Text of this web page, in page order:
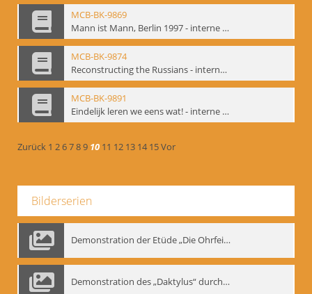
MCB-BK-9869
Mann ist Mann, Berlin 1997 - interne Signatur: BM-prt-66
MCB-BK-9874
Reconstructing the Russians - interne Signatur: BM-prt-70b
MCB-BK-9891
Eindelijk leren we eens wat! - interne Signatur: BM-prt-86
Zurück 1 26789 10 11 12 13 14 15Vor
Bilderserien
Demonstration der Etüde „Die Ohrfeige“
Demonstration des „Daktylus“ durch Gennadij Nikolajewitsch Bogdanow, Berlin 1991